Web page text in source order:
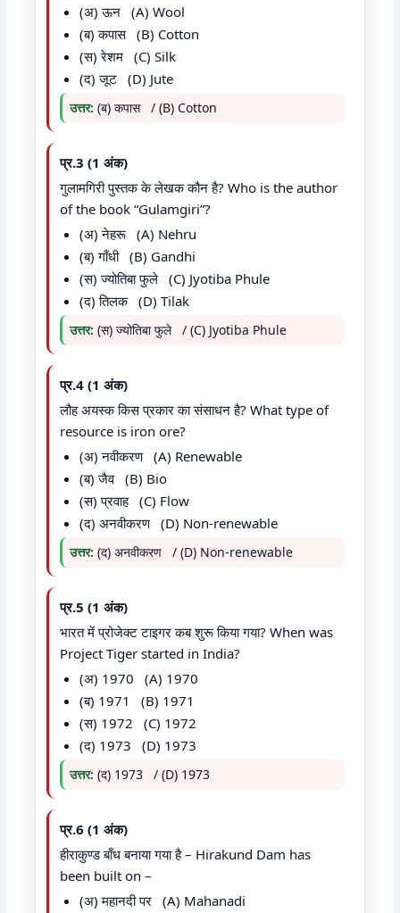
(अ) ऊन (A) Wool
(ब) कपास (B) Cotton
(स) रेशम (C) Silk
(द) जूट (D) Jute
उत्तर: (ब) कपास / (B) Cotton
प्र.3 (1 अंक)
गुलामगिरी पुस्तक के लेखक कौन है? Who is the author
of the book “Gulamgiri”?
(अ) नेहरू (A) Nehru
(ब) गाँधी (B) Gandhi
(स) ज्योतिबा फुले (C) Jyotiba Phule
(द) तिलक (D) Tilak
उत्तर: (स) ज्योतिबा फुले / (C) Jyotiba Phule
प्र.4 (1 अंक)
लौह अयस्क किस प्रकार का संसाधन है? What type of
resource is iron ore?
(अ) नवीकरण (A) Renewable
(ब) जैव (B) Bio
(स) प्रवाह (C) Flow
(द) अनवीकरण (D) Non-renewable
उत्तर: (द) अनवीकरण / (D) Non-renewable
प्र.5 (1 अंक)
भारत में प्रोजेक्ट टाइगर कब शुरू किया गया? When was
Project Tiger started in India?
(अ) 1970 (A) 1970
(ब) 1971 (B) 1971
(स) 1972 (C) 1972
(द) 1973 (D) 1973
उत्तर: (द) 1973 / (D) 1973
प्र.6 (1 अंक)
हीराकुण्ड बाँध बनाया गया है – Hirakund Dam has
been built on –
(अ) महानदी पर (A) Mahanadi